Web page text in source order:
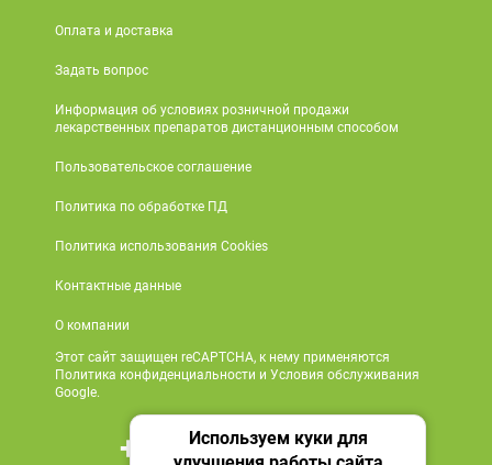
Оплата и доставка
Задать вопрос
Информация об условиях розничной продажи
лекарственных препаратов дистанционным способом
Пользовательское соглашение
Политика по обработке ПД
Политика использования Cookies
Контактные данные
О компании
Этот сайт защищен reCAPTCHA, к нему применяются
Политика конфиденциальности и Условия обслуживания
Google.
+7 495 419 18 18
Используем куки для